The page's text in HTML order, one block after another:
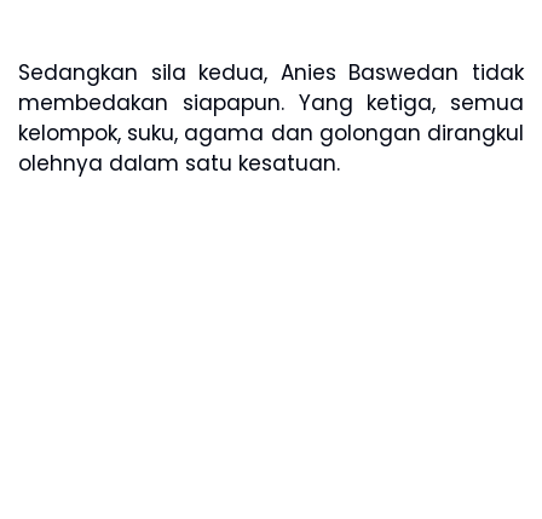
Sedangkan sila kedua, Anies Baswedan tidak
membedakan siapapun. Yang ketiga, semua
kelompok, suku, agama dan golongan dirangkul
olehnya dalam satu kesatuan.